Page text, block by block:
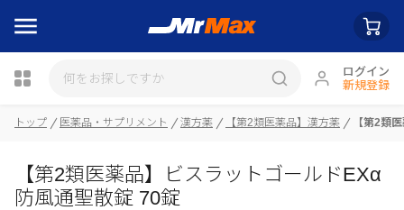
ログイン
新規登録
トップ 医薬品・サプリメント 漢方薬 【第2類医薬品】漢方薬 【第2類
【第2類医薬品】ビスラットゴールドEXα
防風通聖散錠 70錠